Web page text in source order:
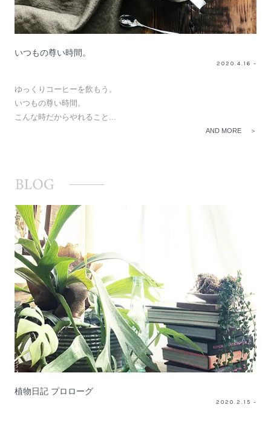
いつもの尊い時間。
2020.4.16 -
ゆっくりコーヒーを飲もう。
いつもの尊い時間。
こんな時だからやれること...
AND MORE ＞
植物日記 プロローグ
2020.2.15 -